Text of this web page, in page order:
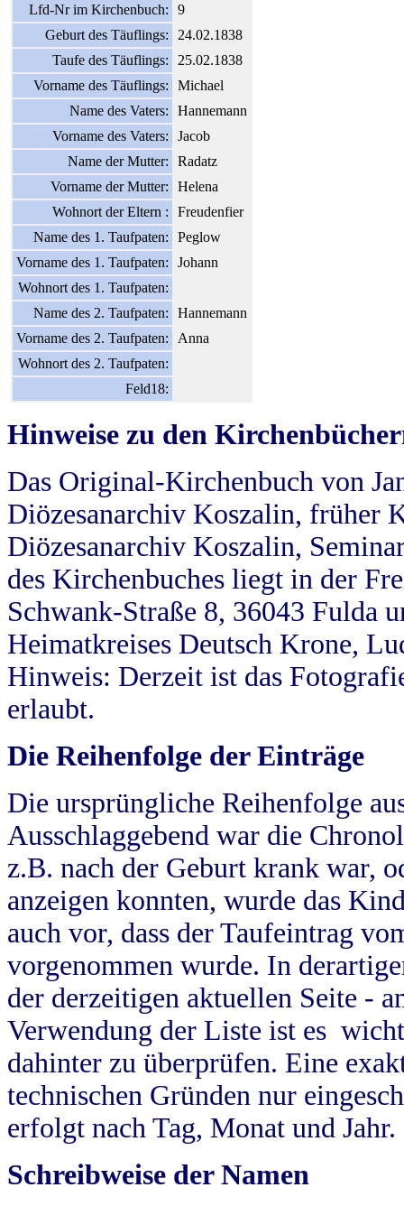
Lfd-Nr im Kirchenbuch:
9
Geburt des Täuflings:
24.02.1838
Taufe des Täuflings:
25.02.1838
Vorname des Täuflings:
Michael
Name des Vaters:
Hannemann
Vorname des Vaters:
Jacob
Name der Mutter:
Radatz
Vorname der Mutter:
Helena
Wohnort der Eltern :
Freudenfier
Name des 1. Taufpaten:
Peglow
Vorname des 1. Taufpaten:
Johann
Wohnort des 1. Taufpaten:
Name des 2. Taufpaten:
Hannemann
Vorname des 2. Taufpaten:
Anna
Wohnort des 2. Taufpaten:
Feld18:
Hinweise zu den
Das Original-Kirchenbuch von
Diözesanarchiv Koszalin, früher
Diözesanarchiv Koszalin,
des Kirchenbuches liegt in der
Schwank-Straße 8, 36043 Fulda
Heimatkreises Deutsch Krone,
Hinweis: Derzeit ist das
erlaubt.
Die Reihenfolge der Einträge
Die ursprüngliche Reihenfolge
Ausschlaggebend war die
z.B. nach der Geburt krank war,
anzeigen konnten, wurde das
auch vor, dass der Taufeintrag
vorgenommen wurde. In
der derzeitigen aktuellen Seite -
Verwendung der Liste ist es
dahinter zu überprüfen. Eine
technischen Gründen nur
erfolgt nach Tag, Monat und Jahr.
Schreibweise der Namen